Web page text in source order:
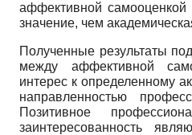
аффективной
значение, чем
Полученные результаты
между аффективной
интерес к определенному
направленностью
Позитивное
заинтересованность